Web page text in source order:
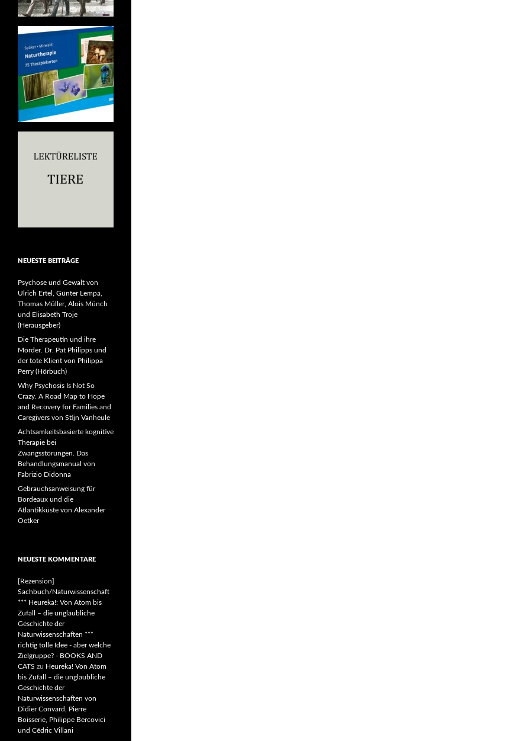
NEUESTE BEITRÄGE
Psychose und Gewalt von
Ulrich Ertel, Günter Lempa,
Thomas Müller, Alois Münch
und Elisabeth Troje
(Herausgeber)
Die Therapeutin und ihre
Mörder. Dr. Pat Philipps und
der tote Klient von Philippa
Perry (Hörbuch)
Why Psychosis Is Not So
Crazy. A Road Map to Hope
and Recovery for Families and
Caregivers von Stijn Vanheule
Achtsamkeitsbasierte kognitive
Therapie bei
Zwangsstörungen. Das
Behandlungsmanual von
Fabrizio Didonna
Gebrauchsanweisung für
Bordeaux und die
Atlantikküste von Alexander
Oetker
NEUESTE KOMMENTARE
[Rezension]
Sachbuch/Naturwissenschaft
*** Heureka!: Von Atom bis
Zufall – die unglaubliche
Geschichte der
Naturwissenschaften ***
richtig tolle Idee - aber welche
Zielgruppe? - BOOKS AND
CATS zu Heureka! Von Atom
bis Zufall – die unglaubliche
Geschichte der
Naturwissenschaften von
Didier Convard, Pierre
Boisserie, Philippe Bercovici
und Cédric Villani